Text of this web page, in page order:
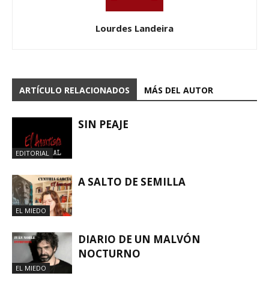
Lourdes Landeira
ARTÍCULO RELACIONADOS MÁS DEL AUTOR
EDITORIAL
SIN PEAJE
EL MIEDO
A SALTO DE SEMILLA
EL MIEDO
DIARIO DE UN MALVÓN
NOCTURNO